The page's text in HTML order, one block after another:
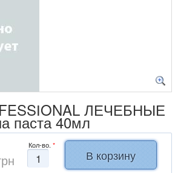
ЛЕЧЕБНЫЕ
паста 40мл
Кол-во. *